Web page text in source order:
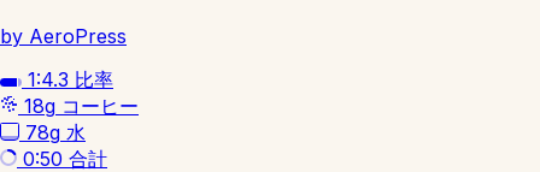
by AeroPress
1:4.3 比率
18g コーヒー
78g 水
0:50 合計